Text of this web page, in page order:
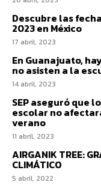
Descubre las
2023 en México
17 abril, 2023
En Guanajuato,
no asisten a la
14 abril, 2023
SEP aseguró que
escolar no
verano
11 abril, 2023
AIRGANIK TREE:
CLIMÁTICO
5 abril, 2022